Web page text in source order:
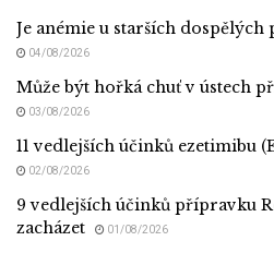
Je anémie u starších
04/08/2026
Může být hořká chuť v ústech
03/08/2026
11 vedlejších účinků ezetimibu
02/08/2026
9 vedlejších účinků přípravku
zacházet
01/08/2026